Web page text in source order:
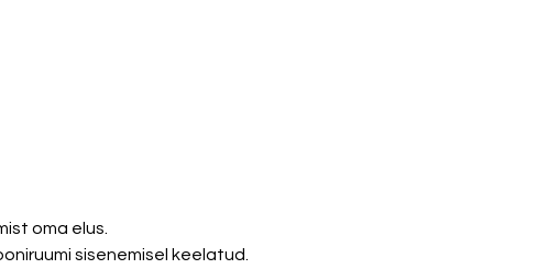
oma elus.
sisenemisel keelatud.